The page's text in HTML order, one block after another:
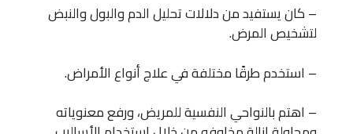
– كان يستفيد من دلالات تحليل الدم والبول والنبض
لتشخيص المرض.
– استخدم طرقًا مختلفة في علاج أنواع الأمراض.
– اهتم بالنواحي النفسية للمريض، ورفع معنوياته